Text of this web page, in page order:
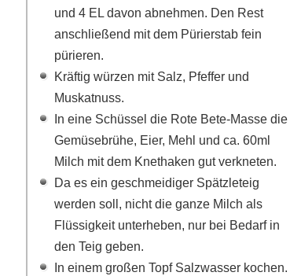
und 4 EL davon abnehmen. Den Rest
anschließend mit dem Pürierstab fein
pürieren.
Kräftig würzen mit Salz, Pfeffer und
Muskatnuss.
In eine Schüssel die Rote Bete-Masse die
Gemüsebrühe, Eier, Mehl und ca. 60ml
Milch mit dem Knethaken gut verkneten.
Da es ein geschmeidiger Spätzleteig
werden soll, nicht die ganze Milch als
Flüssigkeit unterheben, nur bei Bedarf in
den Teig geben.
In einem großen Topf Salzwasser kochen.